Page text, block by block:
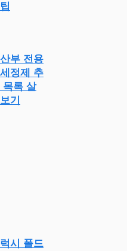
부 전용
정제 추
목록 살
기
시 폴드